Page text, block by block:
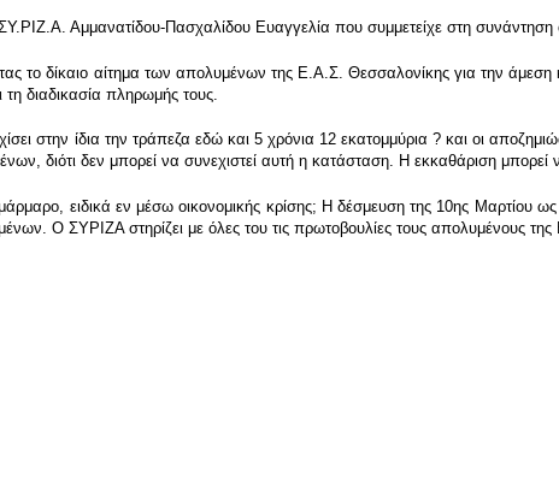
Αμμανατίδου-Πασχαλίδου Ευαγγελία που συμμετείχε στη
το δίκαιο αίτημα των απολυμένων της Ε.Α.Σ. Θεσσαλονίκης για την
διαδικασία πληρωμής τους.
στην ίδια την τράπεζα εδώ και 5 χρόνια 12 εκατομμύρια ? και οι
διότι δεν μπορεί να συνεχιστεί αυτή η κατάσταση. Η εκκαθάριση μπορεί
ειδικά εν μέσω οικονομικής κρίσης; Η δέσμευση της 10ης Μαρτίου
Ο ΣΥΡΙΖΑ στηρίζει με όλες του τις πρωτοβουλίες τους απολυμένους